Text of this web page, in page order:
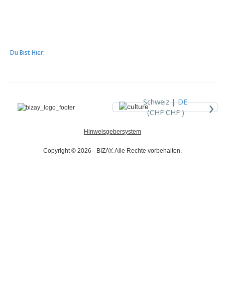
Du Bist Hier:
Schweiz |DE
(CHF CHF )
›
Hinweisgebersystem
Copyright © 2026 - BIZAY. Alle Rechte vorbehalten.